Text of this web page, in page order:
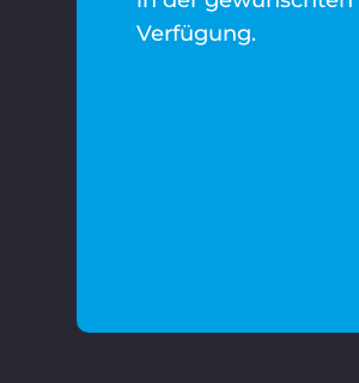
Verfügung.